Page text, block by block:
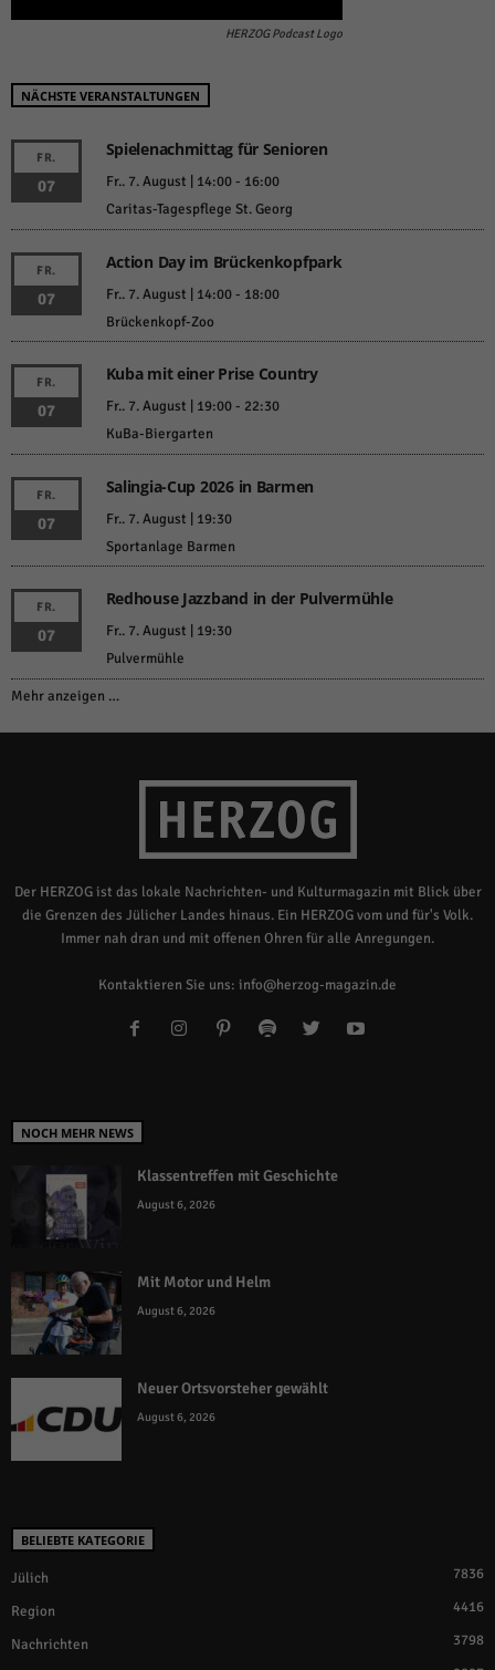
HERZOG Podcast Logo
NÄCHSTE VERANSTALTUNGEN
FR.
07
Spielenachmittag für Senioren
Fr.. 7. August | 14:00- 16:00
Caritas-Tagespflege St. Georg
FR.
07
Action Day im Brückenkopfpark
Fr.. 7. August | 14:00- 18:00
Brückenkopf-Zoo
FR.
07
Kuba mit einer Prise Country
Fr.. 7. August | 19:00- 22:30
KuBa-Biergarten
FR.
07
Salingia-Cup 2026 in Barmen
Fr.. 7. August | 19:30
Sportanlage Barmen
FR.
07
Redhouse Jazzband in der Pulvermühle
Fr.. 7. August | 19:30
Pulvermühle
Mehr anzeigen …
Der HERZOG ist das lokale Nachrichten- und Kulturmagazin mit Blick über
die Grenzen des Jülicher Landes hinaus. Ein HERZOG vom und für's Volk.
Immer nah dran und mit offenen Ohren für alle Anregungen.
Kontaktieren Sie uns: info@herzog-magazin.de
NOCH MEHR NEWS
Klassentreffen mit Geschichte
August 6, 2026
Mit Motor und Helm
August 6, 2026
Neuer Ortsvorsteher gewählt
August 6, 2026
BELIEBTE KATEGORIE
Jülich 7836
Region 4416
Nachrichten 3798